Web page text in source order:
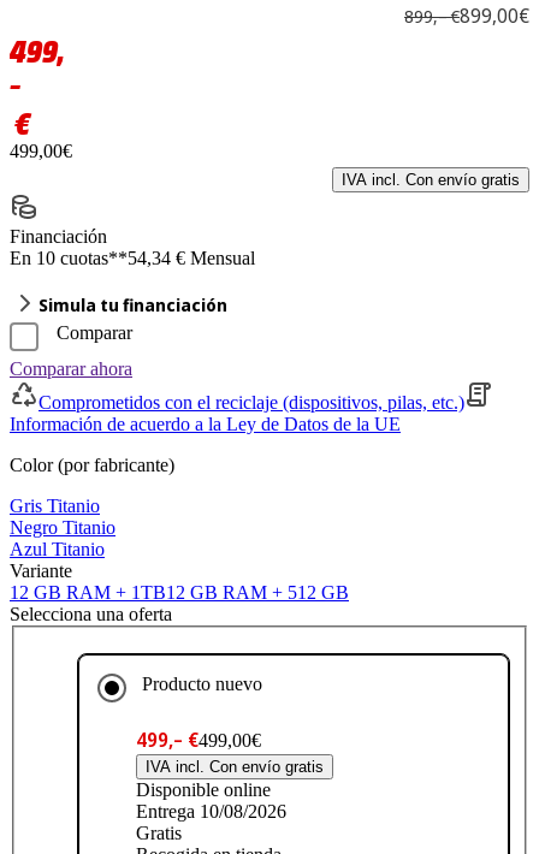
899,– €899,00€
499,
–
€
499,00€
IVA incl. Con envío gratis
Financiación
En 10 cuotas**54,34 € Mensual
Simula tu financiación
Comparar
Comparar ahora
Comprometidos con el reciclaje (dispositivos, pilas, etc.)
Información de acuerdo a la Ley de Datos de la UE
Color (por fabricante)
Gris Titanio
Negro Titanio
Azul Titanio
Variante
12 GB RAM + 1TB12 GB RAM + 512 GB
Selecciona una oferta
Producto nuevo
499,– €499,00€
IVA incl. Con envío gratis
Disponible online
Entrega 10/08/2026
Gratis